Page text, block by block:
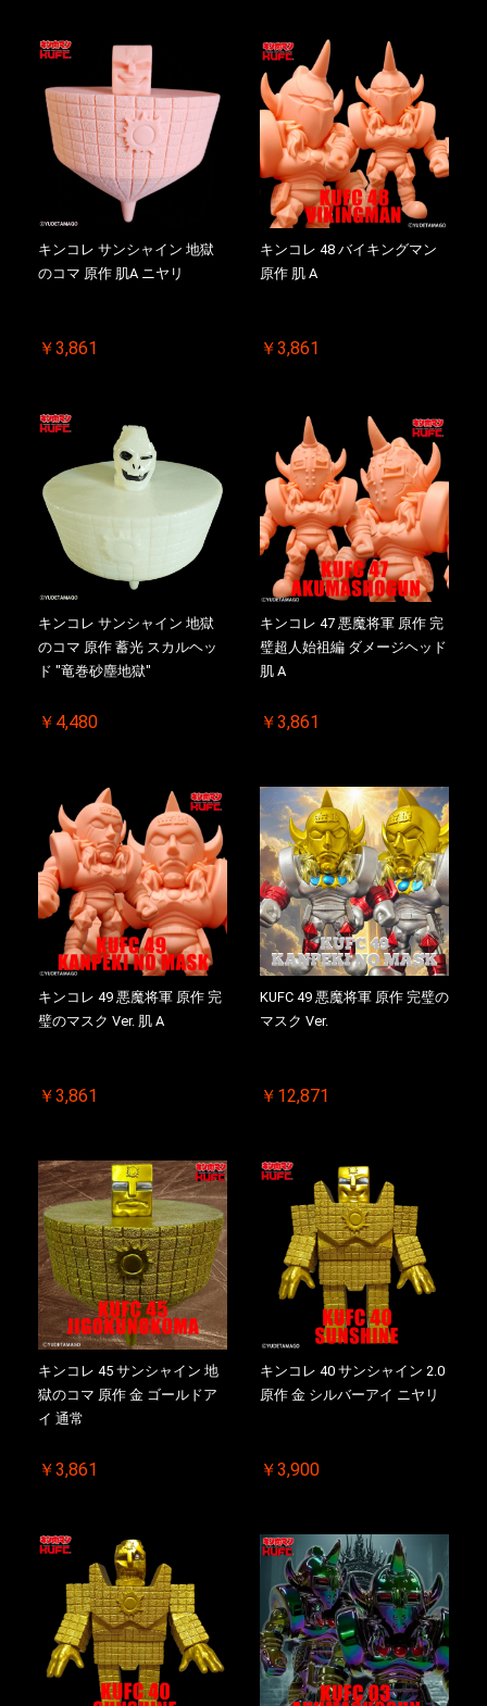
キンコレ サンシャイン 地獄
のコマ 原作 肌A ニヤリ
￥3,861
キンコレ 48 バイキングマン
原作 肌 A
￥3,861
キンコレ サンシャイン 地獄
のコマ 原作 蓄光 スカルヘッ
ド "竜巻砂塵地獄"
￥4,480
キンコレ 47 悪魔将軍 原作 完
璧超人始祖編 ダメージヘッド
肌 A
￥3,861
キンコレ 49 悪魔将軍 原作 完
璧のマスク Ver. 肌 A
￥3,861
KUFC 49 悪魔将軍 原作 完璧の
マスク Ver.
￥12,871
キンコレ 45 サンシャイン 地
獄のコマ 原作 金 ゴールドア
イ 通常
￥3,861
キンコレ 40 サンシャイン 2.0
原作 金 シルバーアイ ニヤリ
￥3,900